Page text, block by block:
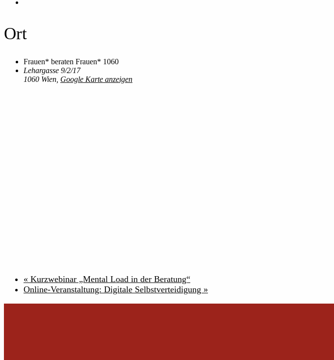
Ort
Frauen* beraten Frauen* 1060
Lehargasse 9/2/17
1060 Wien Google Karte anzeigen
« Kurzwebinar „Mental Load in der Beratung“
Online-Veranstaltung: Digitale Selbstverteidigung »